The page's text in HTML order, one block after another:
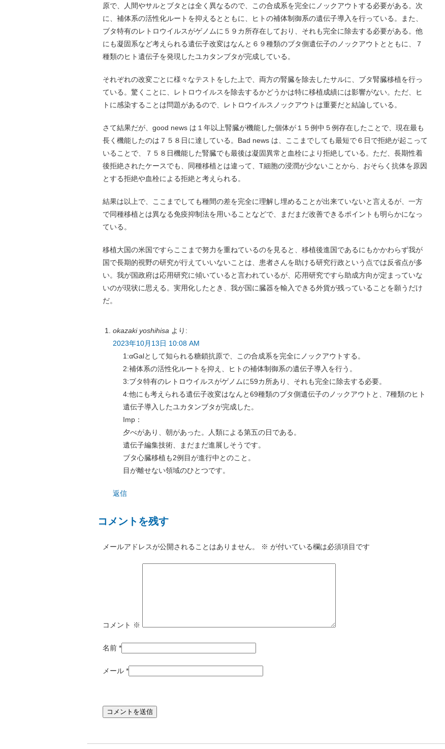
原で、人間やサルとブタとは全く異なるので、この合成系を完全にノックアウトする必要がある。次
に、補体系の活性化ルートを抑えるとともに、ヒトの補体制御系の遺伝子導入を行っている。また、
ブタ特有のレトロウイルスがゲノムに５９カ所存在しており、それも完全に除去する必要がある。他
にも凝固系など考えられる遺伝子改変はなんと６９種類のブタ側遺伝子のノックアウトとともに、７
種類のヒト遺伝子を発現したユカタンブタが完成している。
それぞれの改変ごとに様々なテストをした上で、両方の腎臓を除去したサルに、ブタ腎臓移植を行っ
ている。驚くことに、レトロウイルスを除去するかどうかは特に移植成績には影響がない。ただ、ヒ
トに感染することは問題があるので、レトロウイルスノックアウトは重要だと結論している。
さて結果だが、good news は１年以上腎臓が機能した個体が１５例中５例存在したことで、現在最も
長く機能したのは７５８日に達している。Bad news は、ここまでしても最短で６日で拒絶が起こって
いることで、７５８日機能した腎臓でも最後は凝固異常と血栓により拒絶している。ただ、長期性着
後拒絶されたケースでも、同種移植とは違って、T細胞の浸潤が少ないことから、おそらく抗体を原因
とする拒絶や血栓による拒絶と考えられる。
結果は以上で、ここまでしても種間の差を完全に理解し埋めることが出来ていないと言えるが、一方
で同種移植とは異なる免疫抑制法を用いることなどで、まだまだ改善できるポイントも明らかになっ
ている。
移植大国の米国ですらここまで努力を重ねているのを見ると、移植後進国であるにもかかわらず我が
国で長期的視野の研究が行えていいないことは、患者さんを助ける研究行政という点では反省点が多
い。我が国政府は応用研究に傾いていると言われているが、応用研究ですら助成方向が定まっていな
いのが現状に思える。実用化したとき、我が国に臓器を輸入できる外貨が残っていることを願うだけ
だ。
okazaki yoshihisa より:
2023年10月13日 10:08 AM
1:αGalとして知られる糖鎖抗原で、この合成系を完全にノックアウトする。
2:補体系の活性化ルートを抑え、ヒトの補体制御系の遺伝子導入を行う。
3:ブタ特有のレトロウイルスがゲノムに59カ所あり、それも完全に除去する必要。
4:他にも考えられる遺伝子改変はなんと69種類のブタ側遺伝子のノックアウトと、7種類のヒト
遺伝子導入したユカタンブタが完成した。
Imp：
夕べがあり、朝があった。人類による第五の日である。
遺伝子編集技術、まだまだ進展しそうです。
ブタ心臓移植も2例目が進行中とのこと。
目が離せない領域のひとつです。
返信
コメントを残す
メールアドレスが公開されることはありません。 ※ が付いている欄は必須項目です
コメント ※
名前 *
メール *